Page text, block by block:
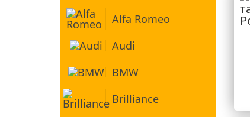
Alfa Romeo
Audi
BMW
Brilliance